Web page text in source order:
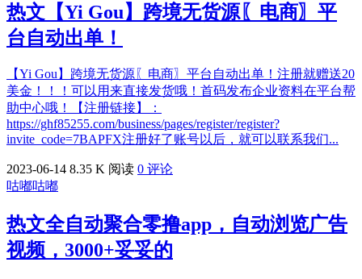
热文 【Yi Gou】跨境无货源〖电商〗平
台自动出单！
【Yi Gou】跨境无货源〖电商〗平台自动出单！注册就赠送20
美金！！！可以用来直接发货哦！首码发布企业资料在平台帮
助中心哦！【注册链接】：
https://ghf85255.com/business/pages/register/register?
invite_code=7BAPFX注册好了账号以后，就可以联系我们...
2023-06-14 8.35 K 阅读 0 评论
咕嘟咕嘟
热文全自动聚合零撸app，自动浏览广告
视频，3000+妥妥的